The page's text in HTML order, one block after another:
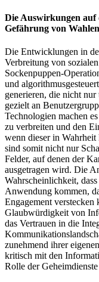
Die Auswirkungen auf
Gefährung von Wahlen
Die Entwicklungen in
Verbreitung von
Sockenpuppen-
und
generieren, die nicht
gezielt an
Technologien machen
zu verbreiten und den
wenn dieser in
sind somit nicht nur
Felder, auf denen der
ausgetragen wird. Die
Wahrscheinlichkeit,
Anwendung kommen,
Engagement
Glaubwürdigkeit von
das Vertrauen in die
zunehmend ihrer
kritisch mit den
Rolle der